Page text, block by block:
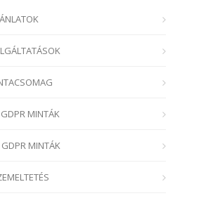
MINTÁK
MINTÁK